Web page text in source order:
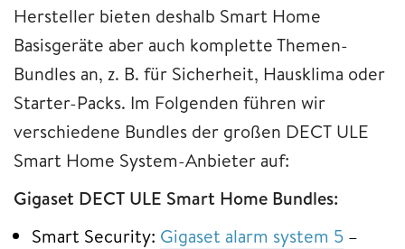
Hersteller bieten deshalb Smart Home
Basisgeräte aber auch komplette Themen-
Bundles an, z. B. für Sicherheit, Hausklima oder
Starter-Packs. Im Folgenden führen wir
verschiedene Bundles der großen DECT ULE
Smart Home System-Anbieter auf:
Gigaset DECT ULE Smart Home Bundles:
Smart Security: Gigaset alarm system 5 –